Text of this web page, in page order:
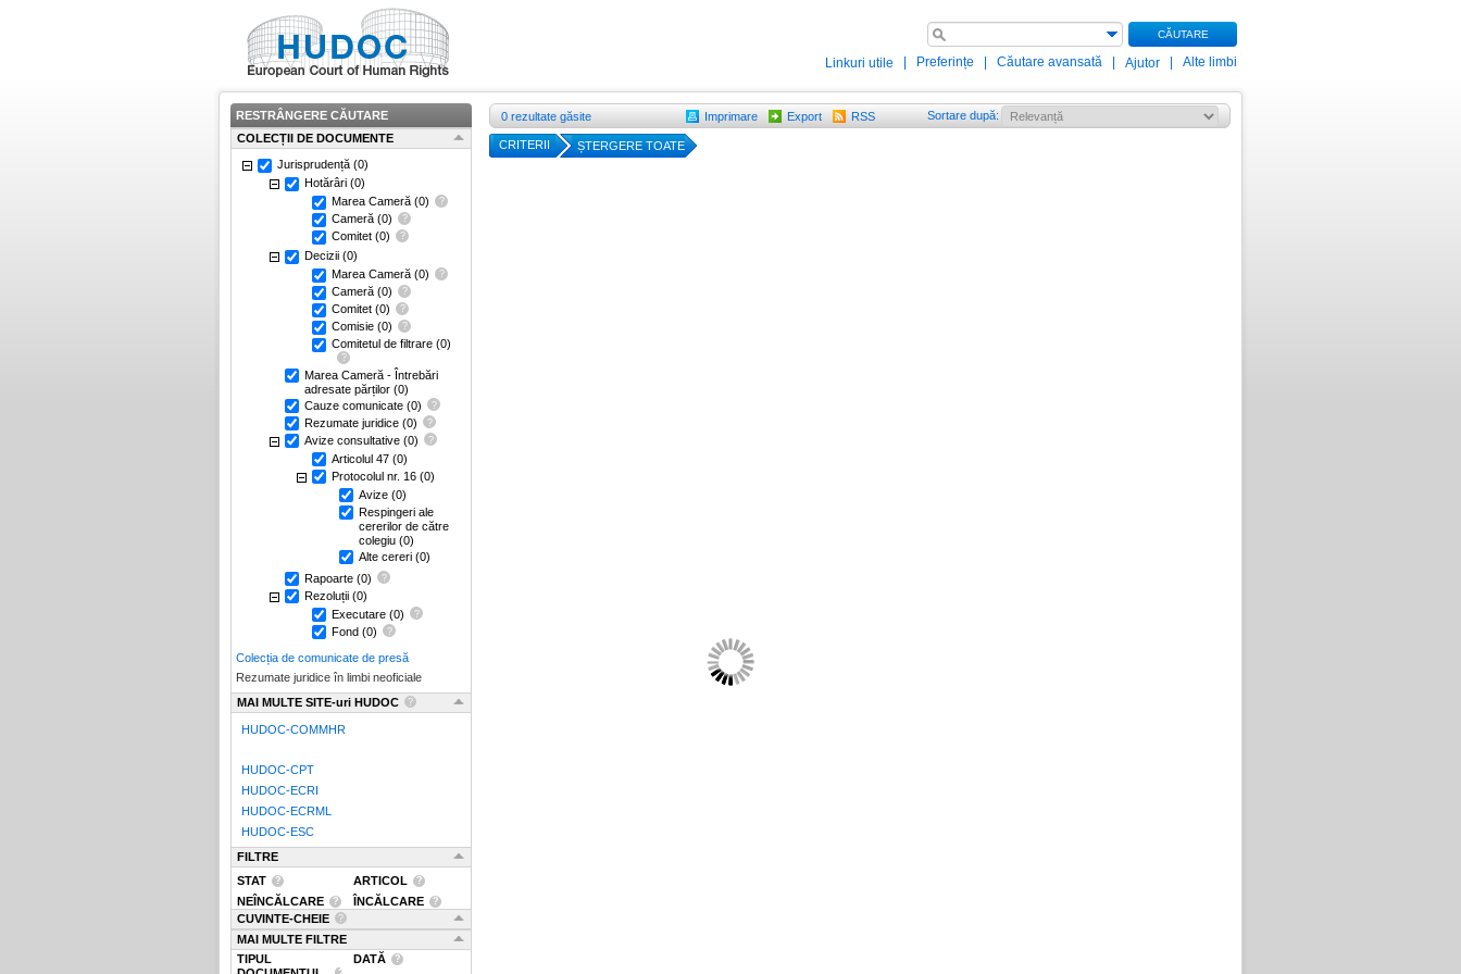
CĂUTARE
Linkuri utile Preferințe Căutare avansată Ajutor Alte limbi
RESTRÂNGERE CĂUTARE
COLECȚII DE DOCUMENTE
Jurisprudență (0)
Hotărâri (0)
Marea Cameră (0)
Cameră (0)
Comitet (0)
Decizii (0)
Marea Cameră (0)
Cameră (0)
Comitet (0)
Comisie (0)
Comitetul de filtrare (0)
Marea Cameră - Întrebări
adresate părților (0)
Cauze comunicate (0)
Rezumate juridice (0)
Avize consultative (0)
Articolul 47 (0)
Protocolul nr. 16 (0)
Avize (0)
Respingeri ale
cererilor de către
colegiu (0)
Alte cereri (0)
Rapoarte (0)
Rezoluții (0)
Executare (0)
Fond (0)
Colecția de comunicate de presă
Rezumate juridice în limbi neoficiale
MAI MULTE SITE-uri HUDOC
HUDOC-COMMHR
HUDOC-CPT
HUDOC-ECRI
HUDOC-ECRML
HUDOC-ESC
FILTRE
STAT
ARTICOL
NEÎNCĂLCARE
ÎNCĂLCARE
CUVINTE-CHEIE
MAI MULTE FILTRE
TIPUL
DATĂ
0 rezultate găsite Imprimare Export RSS Sortare după:
CRITERII ȘTERGERE TOATE